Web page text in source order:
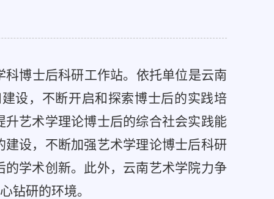
博士后科研工作站。依托单位是云南
设，不断开启和探索博士后的实践培
艺术学理论博士后的综合社会实践能
设，不断加强艺术学理论博士后科研
学术创新。此外，云南艺术学院力争
钻研的环境。